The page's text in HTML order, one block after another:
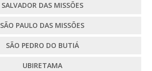
SALVADOR DAS MISSÕES
SÃO PAULO DAS MISSÕES
SÃO PEDRO DO BUTIÁ
UBIRETAMA